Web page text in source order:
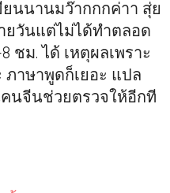
ยนนานมว๊ากกกค่าา สุ่ย
ยวันแต่ไม่ได้ทำตลอด
ชม. ได้ เหตุผลเพราะ
าษาพูดก็เยอะ แปล
นจีนช่วยตรวจให้อีกที